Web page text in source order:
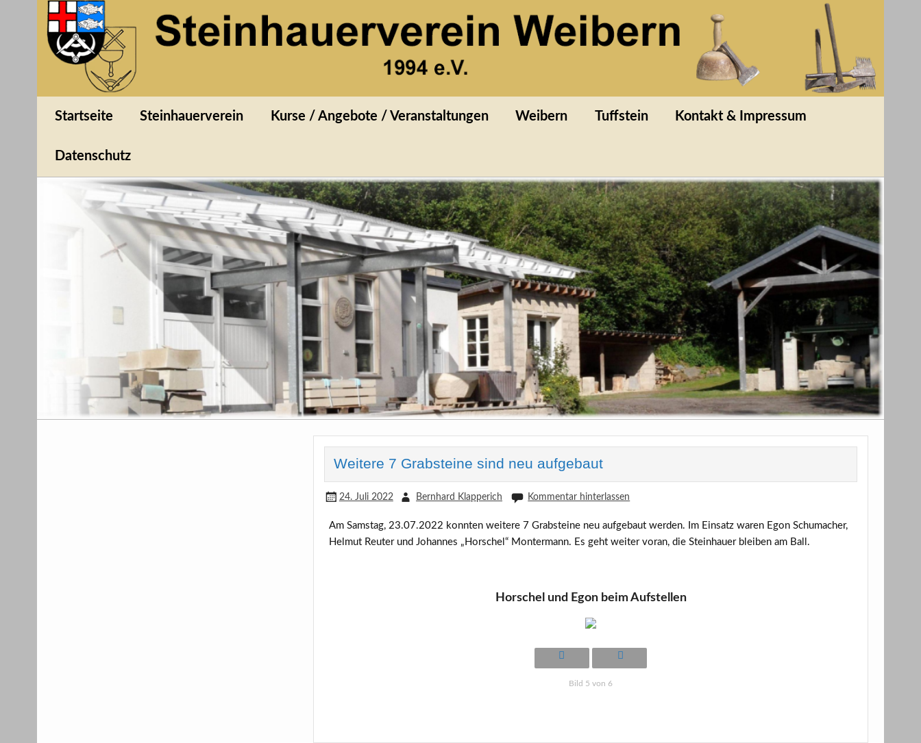
Steinhauerverein Weibern
1994 e.V
Startseite Steinhauerverein Kurse / Angebote / Veranstaltungen Weibern Tuffstein Kontakt & Impressum
Datenschutz
Weitere 7 Grabsteine sind neu aufgebaut
24. Juli 2022 Bernhard Klapperich Kommentar hinterlassen
Am Samstag, 23.07.2022 konnten weitere 7 Grabsteine neu aufgebaut werden. Im Einsatz waren Egon Schumacher,
Helmut Reuter und Johannes „Horschel“ Montermann. Es geht weiter voran, die Steinhauer bleiben am Ball.
Horschel und Egon beim Aufstellen
Bild 5 von 6